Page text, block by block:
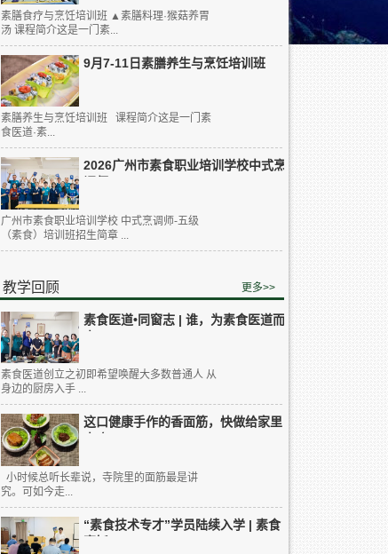
素膳食疗与烹饪培训班 ▲素膳料理·猴菇养胃
汤 课程简介这是一门素...
9月7-11日素膳养生与烹饪培训班
素膳养生与烹饪培训班 课程简介这是一门素
食医道·素...
2026广州市素食职业培训学校中式烹
广州市素食职业培训学校 中式烹调师-五级
（素食）培训班招生简章 ...
教学回顾 更多>>
素食医道•同窗志 | 谁，为素食医道而
素食医道创立之初即希望唤醒大多数普通人 从
身边的厨房入手 ...
这口健康手作的香面筋，快做给家里
小时候总听长辈说，寺院里的面筋最是讲
究。可如今走...
“素食技术专才”学员陆续入学 | 素食